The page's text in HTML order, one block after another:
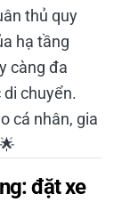
thủ quy
hạ tầng
càng đa
chuyển.
cá nhân, gia
đặt xe